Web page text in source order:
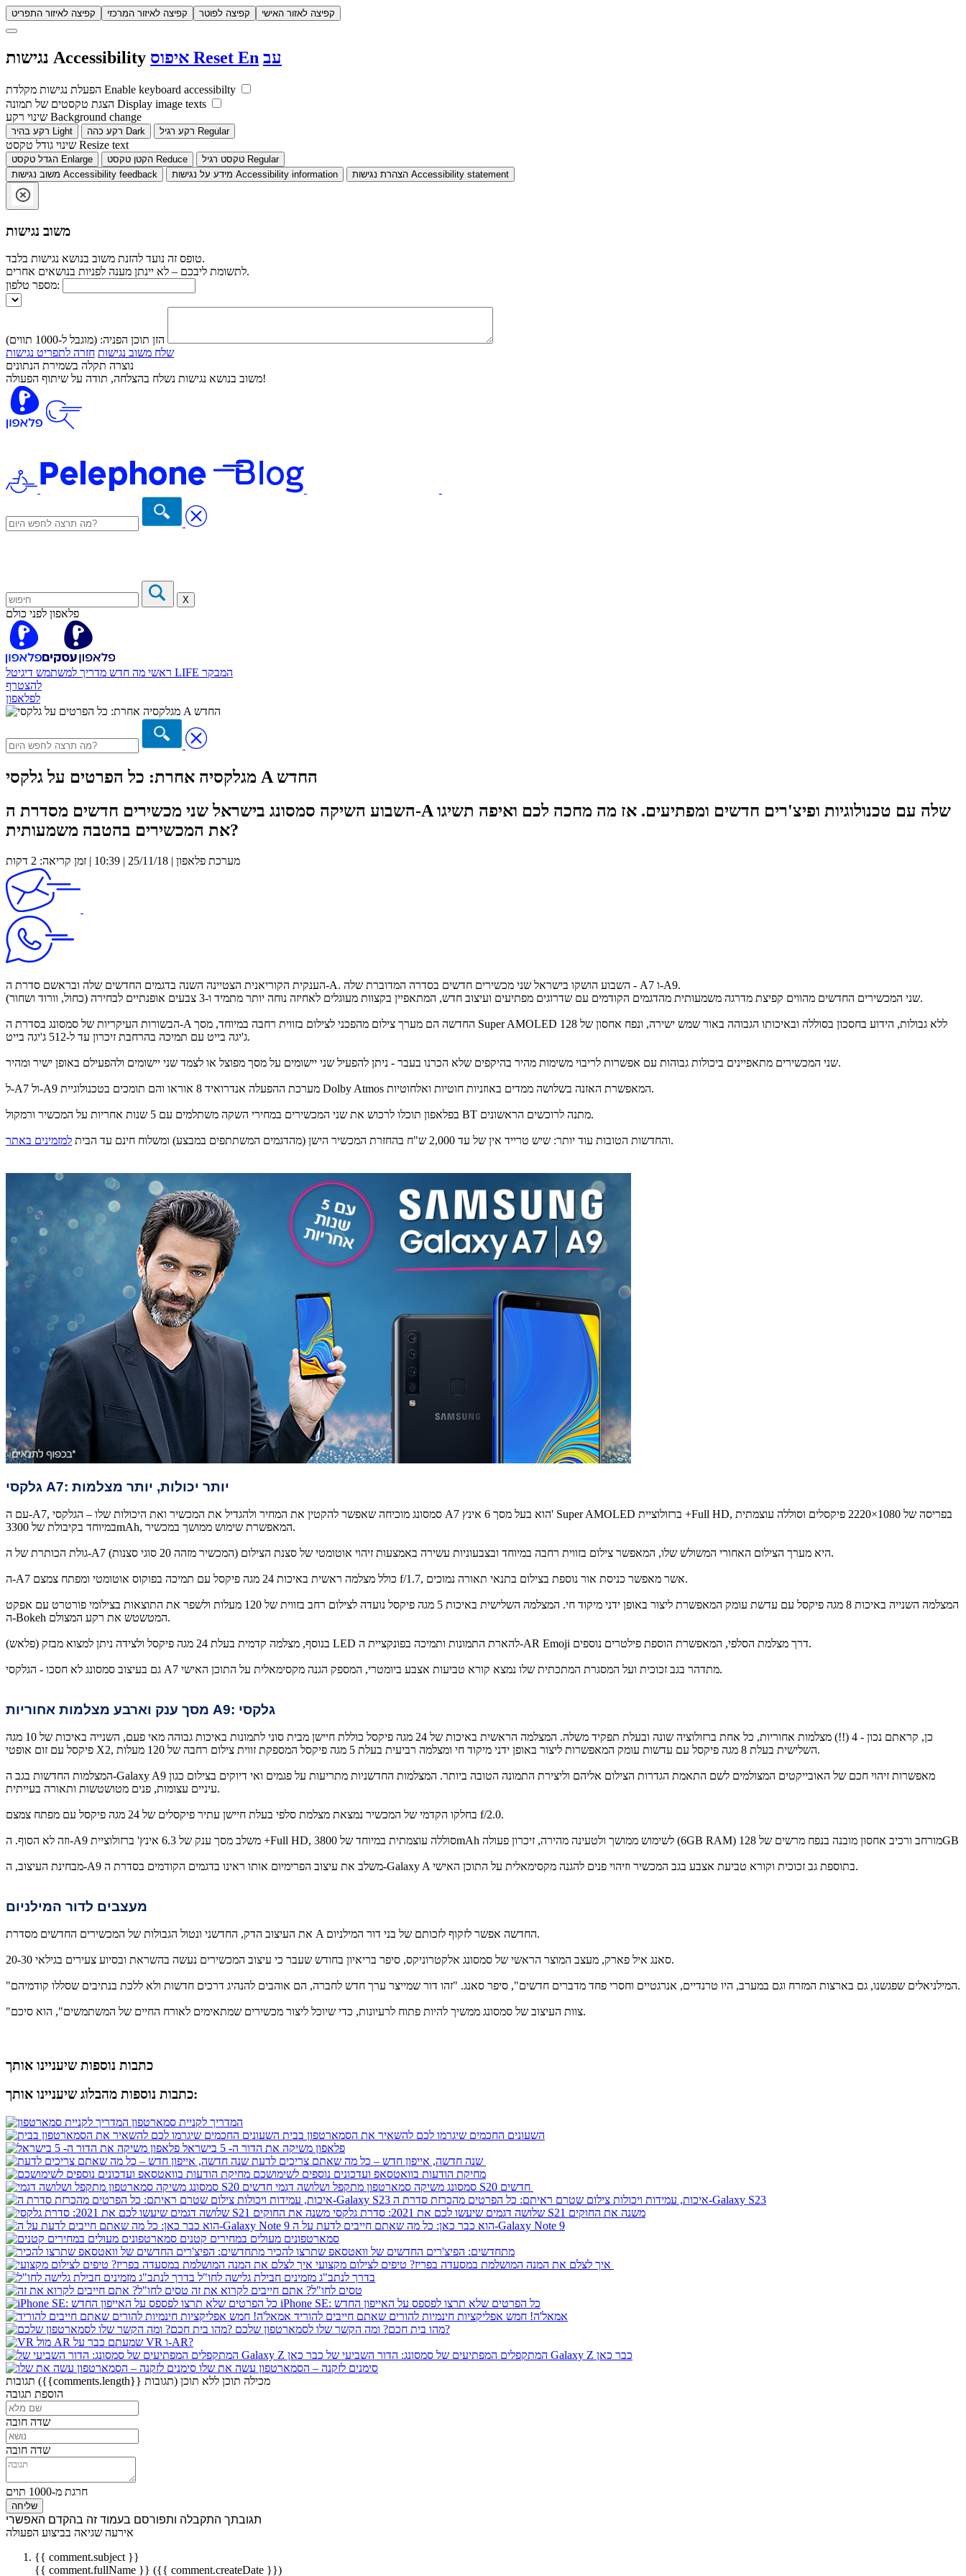
קפיצה לאיזור התפריט קפיצה לאיזור המרכזי קפיצה לפוטר קפיצה לאזור האישי
Accessibility Reset En עב
Enable keyboard accessibilty
Display image texts
Background change
Light Dark Regular
Resize text
Enlarge Reduce
Regular
Accessibility feedback Accessibility information Accessibility statement
משוב נגישות
טופס זה נועד להזנת משוב בנושא נגישות בלבד.
לתשומת ליבכם – לא יינתן מענה לפניות בנושאים אחרים.
מספר טלפון:
הזן תוכן הפניה: (מוגבל ל-1000 תווים)
שלח משוב נגישות חזרה לתפריט נגישות
נוצרה תקלה בשמירת הנתונים
משוב בנושא נגישות נשלח בהצלחה, תודה על שיתוף הפעולה!
X
פלאפון לפני כולם
ראשי מה חדש מדריך למשתמש דיגיטל LIFE המבקר
להצטרף
לפלאפון
מגלקסיה אחרת: כל הפרטים על גלקסי A החדש
השבוע השיקה סמסונג בישראל שני מכשירים חדשים מסדרת ה-A שלה עם טכנולוגיות ופיצ'רים חדשים ומפתיעים. אז מה מחכה לכם ואיפה תשיגו
את המכשירים בהטבה משמעותית?
מערכת פלאפון | 25/11/18 | 10:39 | זמן קריאה: 2 דקות
הענקית הקוריאנית הצטיינה השנה בדגמים החדשים שלה ובראשם סדרת ה-A. השבוע הושקו בישראל שני מכשירים חדשים בסדרה המדוברת שלה - A7 ו-A9.
שני המכשירים החדשים מהווים קפיצת מדרגה משמעותית מהדגמים הקודמים עם שדרוגים מפתיעים ועיצוב חדש, המתאפיין בקצוות מעוגלים לאחיזה נוחה יותר מתמיד ו-3 צבעים אופנתיים לבחירה (כחול, וורוד ושחור).
הבשורות העיקריות של סמסונג בסדרת ה-A החדשה הם מערך צילום מהפכני לצילום בזווית רחבה במיוחד, מסך Super AMOLED ללא גבולות, הידוע בחסכון בסוללה ובאיכותו הגבוהה באור שמש ישירה, ונפח אחסון של 128
ג'יגה בייט עם תמיכה בהרחבת זיכרון עד ל-512 ג'יגה בייט.
שני המכשירים מתאפיינים ביכולות גבוהות עם אפשרות לריבוי משימות מהיר בהיקפים שלא הכרנו בעבר - ניתן להפעיל שני יישומים על מסך מפוצל או לצמד שני יישומים ולהפעילם באופן ישיר ומהיר.
ל-A7 ול-A9 מערכת ההפעלה אנדרואיד 8 אוראו והם תומכים בטכנולוגיית Dolby Atmos המאפשרת האזנה בשלושה ממדים באוזניות חוטיות ואלחוטיות.
בפלאפון תוכלו לרכוש את שני המכשירים במחירי השקה משתלמים עם 5 שנות אחריות על המכשיר ורמקול BT מתנה לרוכשים הראשונים.
והחדשות הטובות עוד יותר: שיש טרייד אין של עד 2,000 ש"ח בהחזרת המכשיר הישן (מהדגמים המשתתפים במבצע) ומשלוח חינם עד הבית למזמינים באתר .
גלקסי A7: יותר יכולות, יותר מצלמות
עם ה-A7, סמסונג מוכיחה שאפשר להקטין את המחיר ולהגדיל את המכשיר ואת היכולות שלו – הגלקסי A7 הוא בעל מסך 6 אינץ' Super AMOLED ברזולוציית +Full HD, בפריסה של 1080×2220 פיקסלים וסוללה עוצמתית
במיוחד בקיבולת של 3300mAh, המאפשרת שימוש ממושך במכשיר.
גולת הכותרת של ה-A7 היא מערך הצילום האחורי המשולש שלו, המאפשר צילום בזווית רחבה במיוחד ובצבעוניות עשירה באמצעות זיהוי אוטומטי של סצנת הצילום (המכשיר מזהה 20 סוגי סצנות).
ה-A7 כולל מצלמה ראשית באיכות 24 מגה פיקסל עם תמיכה בפוקוס אוטומטי ומפתח צמצם f/1.7, אשר מאפשר כניסת אור נוספת בצילום בתנאי תאורה נמוכים.
המצלמה השנייה באיכות 8 מגה פיקסל עם עדשת עומק המאפשרת ליצור באופן ידני מיקוד חי. המצלמה השלישית באיכות 5 מגה פיקסל נועדה לצילום רחב בזווית של 120 מעלות ולשפר את התוצאות בצילומי פורטרט עם אפקט
ה-Bokeh המטשטש את רקע המצולם.
בנוסף, מצלמה קדמית בעלת 24 מגה פיקסל ולצידה ניתן למצוא מבזק (פלאש) LED להארת התמונות ותמיכה בפונקציית ה-AR Emoji דרך מצלמת הסלפי, המאפשרת הוספת פילטרים נוספים.
גם בעיצוב סמסונג לא חסכו - הגלקסי A7 מתדהר בגב זכוכית ועל המסגרת המתכתית שלו נמצא קורא טביעות אצבע ביומטרי, המספק הגנה מקסימאלית על התוכן האישי.
גלקסי A9: מסך ענק וארבע מצלמות אחוריות
כן, קראתם נכון - 4 (!!) מצלמות אחוריות, כל אחת ברזולוציה שונה ובעלת תפקיד משלה. המצלמה הראשית באיכות של 24 מגה פיקסל כוללת חיישן מבית סוני לתמונות באיכות גבוהה מאי פעם, השנייה באיכות של 10 מגה
פיקסל עם זום אופטי X2, השלישית בעלת 8 מגה פיקסל עם עדשות עומק המאפשרות ליצור באופן ידני מיקוד חי ומצלמה רביעית בעלת 5 מגה פיקסל המספקת זווית צילום רחבה של 120 מעלות.
המצלמות החדשות בגב ה-Galaxy A9 מאפשרות זיהוי חכם של האובייקטים המצולמים לשם התאמת הגדרות הצילום אליהם וליצירת התמונה הטובה ביותר. המצלמות החדשניות מתריעות על פגמים ואי דיוקים בצילום כגון
עיניים עצומות, פנים מטושטשות ותאורה בעייתית.
בחלקו הקדמי של המכשיר נמצאת מצלמת סלפי בעלת חיישן עתיר פיקסלים של 24 מגה פיקסל עם מפתח צמצם f/2.0.
וזה לא הסוף. ה-A9 משלב מסך ענק של 6.3 אינץ' ברזולוציית +Full HD, סוללה עוצמתית במיוחד של 3800mAh לשימוש ממושך ולטעינה מהירה, זיכרון פעולה (6GB RAM) מורחב ורכיב אחסון מובנה בנפח מרשים של 128GB
מבחינת העיצוב, ה-A9 משלב את עיצוב הפרימיום אותו ראינו בדגמים הקודמים בסדרת ה-Galaxy A בתוספת גב זכוכית וקורא טביעת אצבע בגב המכשיר וזיהוי פנים להגנה מקסימאלית על התוכן האישי.
מעצבים לדור המילניום
את העיצוב הדק, החדשני ונטול הגבולות של המכשירים החדשים מסדרת A החדשה אפשר לזקוף לזכותם של בני דור המילניום.
סאנג איל פארק, מעצב המוצר הראשי של סמסונג אלקטרוניקס, סיפר בריאיון בחודש שעבר כי עיצוב המכשירים נעשה בהשראת ובסיוע צעירים בגילאי 20-30.
"המילניאלים שפגשנו, גם בארצות המזרח וגם במערב, היו טרנדיים, אנרגטיים וחסרי פחד מדברים חדשים", סיפר סאנג. "זהו דור שמייצר ערך חדש לחברה, הם אוהבים להנהיג דרכים חדשות ולא ללכת בנתיבים שסללו קודמיהם.
"צוות העיצוב של סמסונג ממשיך להיות פתוח לרעיונות, כדי שיוכל ליצור מכשירים שמתאימים לאורח החיים של המשתמשים", הוא סיכם.
כתבות נוספות שיעניינו אותך
כתבות נוספות מהבלוג שיעניינו אותך:
המדריך לקניית סמארטפון
השעונים החכמים שיגרמו לכם להשאיר את הסמארטפון בבית
פלאפון משיקה את הדור ה- 5 בישראל
מחיקת הודעות בוואטסאפ ועדכונים נוספים לשימושכם
איכות, עמידות ויכולות צילום שטרם ראיתם: כל הפרטים מהכרזת סדרת ה-Galaxy S23
שלושה דגמים שיעשו לכם את 2021: סדרת גלקסי S21 משנה את החוקים
הוא כבר כאן: כל מה שאתם חייבים לדעת על ה-Galaxy Note 9
סמארטפונים מעולים במחירים קטנים
מתחדשים: הפיצ'רים החדשים של וואטסאפ שתרצו להכיר
בדרך לנתב"ג מזמינים חבילת גלישה לחו"ל
טסים לחו"ל? אתם חייבים לקרוא את זה
iPhone SE: כל הפרטים שלא תרצו לפספס על האייפון החדש
אמאל'ה! חמש אפליקציות חינמיות להורים שאתם חייבים להוריד
מהו בית חכם? ומה הקשר שלו לסמארטפון שלכם?
שמעתם כבר על VR ו-AR?
המתקפלים המפתיעים של סמסונג: הדור השביעי של Galaxy Z כבר כאן
סימנים לזקנה – הסמארטפון עשה את שלו
תגובות
({{comments.length}} תגובות) מכילה תוכן ללא תוכן
הוספת תגובה
שדה חובה
שדה חובה
חרגת מ-1000 תוים
שליחה
תגובתך התקבלה ותפורסם בעמוד זה בהקדם האפשרי
אירעה שגיאה בביצוע הפעולה
{{ comment.subject }}
{{ comment.fullName }} ({{ comment.createDate }})